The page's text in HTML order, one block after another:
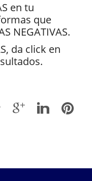
en tu
que
NEGATIVAS.
da click en